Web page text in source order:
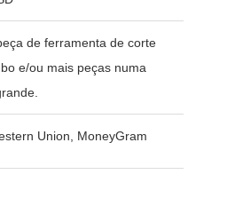
de ferramenta de corte
e/ou mais peças numa
Union, MoneyGram